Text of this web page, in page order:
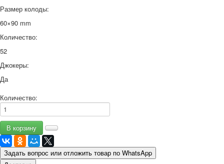
Размер колоды:
60×90 mm
Количество:
52
Джокеры:
Да
Количество:
Задать вопрос или отложить товар по WhatsApp